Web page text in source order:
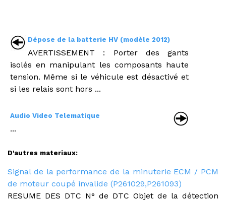
Dépose de la batterie HV (modèle 2012)
AVERTISSEMENT : Porter des gants
isolés en manipulant les composants haute
tension. Même si le véhicule est désactivé et
si les relais sont hors ...
Audio Video Telematique
...
D'autres materiaux:
Signal de la performance de la minuterie ECM / PCM
de moteur coupé invalide (P261029,P261093)
RESUME DES DTC N° de DTC Objet de la détection